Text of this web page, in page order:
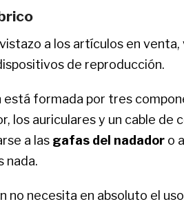
a los artículos en venta,
de reproducción.
está formada por tres
los auriculares y un cable de
a las gafas del nadador o
nada.
no necesita en absoluto el